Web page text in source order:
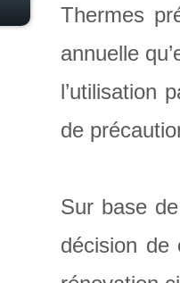
Thermes
annuelle
l’utilisation
de
Sur base
décision de